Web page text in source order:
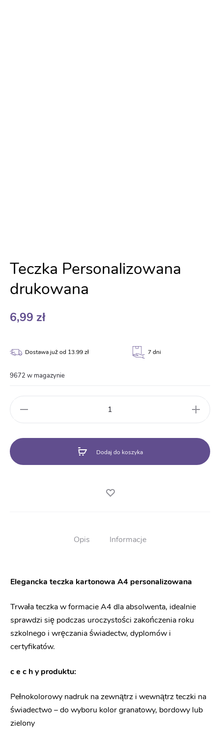
Teczka Personalizowana
drukowana
6,99 zł
Dostawa już od 13.99 zł 7 dni
9672 w magazynie
Personalizowana
drukowana
Dodaj do koszyka
Opis Informacje
Elegancka teczka kartonowa A4 personalizowana
Trwała teczka w formacie A4 dla absolwenta, idealnie
sprawdzi się podczas uroczystości zakończenia roku
szkolnego i wręczania świadectw, dyplomów i
certyfikatów.
c e c h y produktu:
Pełnokolorowy nadruk na zewnątrz i wewnątrz teczki na
świadectwo – do wyboru kolor granatowy, bordowy lub
zielony